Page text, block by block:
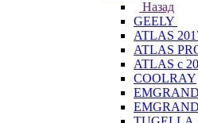
Назад
GEELY
ATLAS
ATLAS
ATLAS с
COOLRAY